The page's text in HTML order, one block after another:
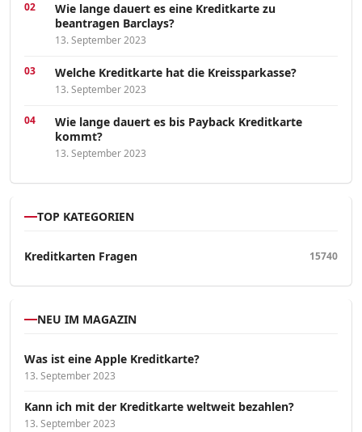
Wie lange dauert es eine Kreditkarte zu
beantragen Barclays?
13. September 2023
Welche Kreditkarte hat die Kreissparkasse?
13. September 2023
Wie lange dauert es bis Payback Kreditkarte
kommt?
13. September 2023
TOP KATEGORIEN
Kreditkarten Fragen 15740
NEU IM MAGAZIN
Was ist eine Apple Kreditkarte?
13. September 2023
Kann ich mit der Kreditkarte weltweit bezahlen?
13. September 2023